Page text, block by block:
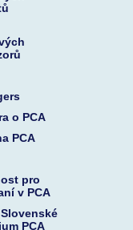
o PCA
PCA
pro
v PCA
PCA